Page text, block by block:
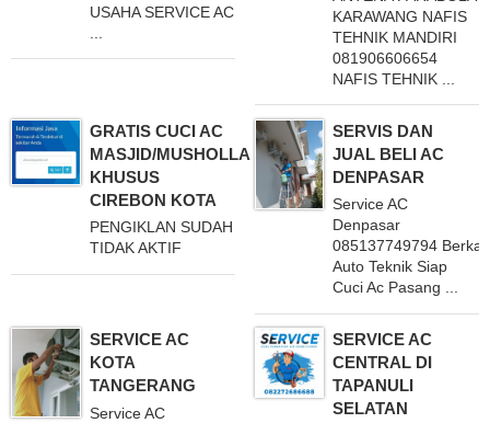
USAHA SERVICE AC
KARAWANG NAFIS
TEHNIK MANDIRI
081906606654
NAFIS TEHNIK ...
GRATIS CUCI AC
MASJID/MUSHOLLA
KHUSUS
CIREBON KOTA
PENGIKLAN SUDAH
TIDAK AKTIF
SERVIS DAN
JUAL BELI AC
DENPASAR
Service AC
Denpasar
085137749794
Auto Teknik Siap
Cuci Ac Pasang ...
SERVICE AC
KOTA
TANGERANG
Service AC
SERVICE AC
CENTRAL DI
TAPANULI
SELATAN